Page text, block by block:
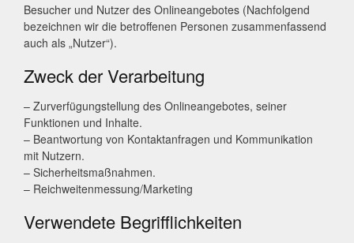
Besucher und Nutzer des Onlineangebotes (Nachfolgend
bezeichnen wir die betroffenen Personen zusammenfassend
auch als „Nutzer“).
Zweck der Verarbeitung
– Zurverfügungstellung des Onlineangebotes, seiner
Funktionen und Inhalte.
– Beantwortung von Kontaktanfragen und Kommunikation
mit Nutzern.
– Sicherheitsmaßnahmen.
– Reichweitenmessung/Marketing
Verwendete Begrifflichkeiten